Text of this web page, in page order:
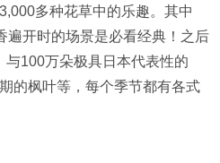
多种花草中的乐趣。其中
遍开时的场景是必看经典！之后
100万朵极具日本代表性的
的枫叶等，每个季节都有各式